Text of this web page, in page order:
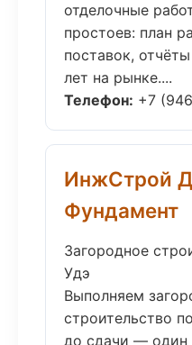
отделочные
простоев: план
поставок,
лет на рынке....
Телефон: +7
ИнжСтрой
Фундамент
Загородное
Удэ
Выполняем
строительство
до сдачи — один